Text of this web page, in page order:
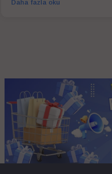
Daha fazla oku